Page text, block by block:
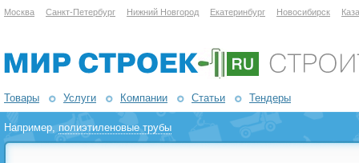
Москва Санкт-Петербург Нижний Новгород Екатеринбург Новосибирск
Товары Услуги Компании Статьи Тендеры
Например,полиэтиленовые трубы